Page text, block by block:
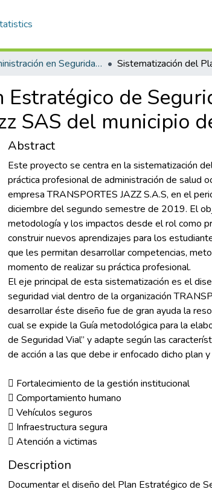
Administración en Seguridad y Salud en el Trabajo
de
SAS del municipio
Abstract
Este proyecto se centra en la sistematización
práctica profesional de administración de salud
empresa TRANSPORTES JAZZ S.A.S, en el
diciembre del segundo semestre de 2019. El
metodología y los impactos desde el rol como
construir nuevos aprendizajes para los
que les permitan desarrollar competencias,
momento de realizar su práctica profesional.
El eje principal de esta sistematización es el
seguridad vial dentro de la organización
desarrollar éste diseño fue de gran ayuda la
cual se expide la Guía metodológica para la
de Seguridad Vial” y adapte según las
de acción a las que debe ir enfocado dicho plan
 Fortalecimiento de la gestión institucional
 Comportamiento humano
 Vehículos seguros
 Infraestructura segura
 Atención a victimas
Description
Documentar el diseño del Plan Estratégico de